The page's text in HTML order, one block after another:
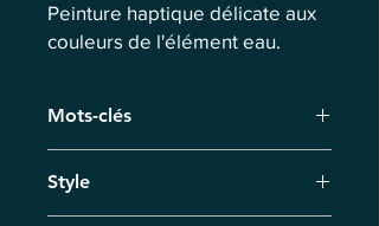
Peinture haptique délicate aux
couleurs de l'élément eau.
Mots-clés
l'Existence, Trace, Au-delà du Temps
Style